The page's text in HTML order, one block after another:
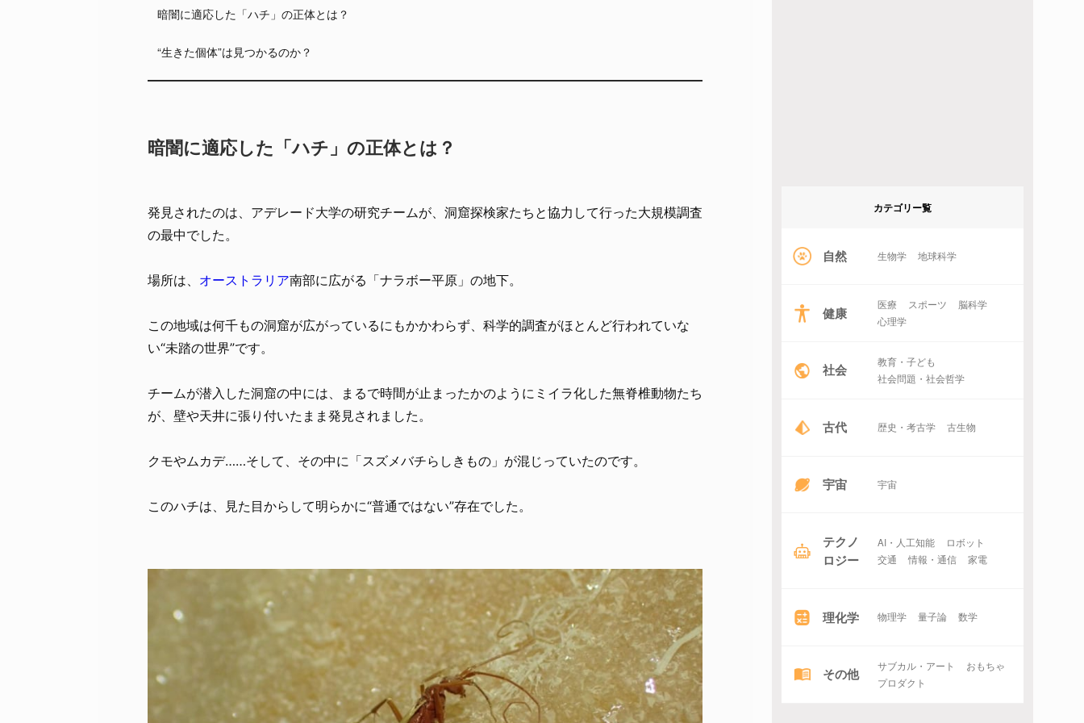
暗闇に適応した「ハチ」の正体とは？
“生きた個体”は見つかるのか？
暗闇に適応した「ハチ」の正体とは？
発見されたのは、アデレード大学の研究チームが、洞窟探検家たちと協力して行った大規模調査
の最中でした。
場所は、 オーストラリア南部に広がる「ナラボー平原」の地下。
この地域は何千もの洞窟が広がっているにもかかわらず、科学的調査がほとんど行われていな
い“未踏の世界”です。
チームが潜入した洞窟の中には、まるで時間が止まったかのようにミイラ化した無脊椎動物たち
が、壁や天井に張り付いたまま発見されました。
クモやムカデ……そして、その中に「スズメバチらしきもの」が混じっていたのです。
このハチは、見た目からして明らかに“普通ではない”存在でした。
カテゴリー覧
自然 生物学 地球科学
健康 医療 スポーツ
脳科学
心理学
社会
教育・子ども
社会問題・社会哲学
古代 歴史・考古学 古生物
宇宙 宇宙
テクノ
ロジー
AI・人工知能
ロボット
交通
情報・通信 家電
理化学 物理学 量子論 数学
その他 サブカル・アート
おもちゃ
プロダクト